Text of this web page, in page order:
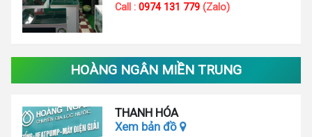
Call :0974 131 779 (Zalo)
HOÀNG NGÂN MIỀN TRUNG
THANH HÓA
Xem bản đồ